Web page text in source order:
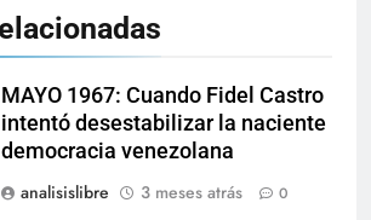
MAYO 1967: Cuando Fidel Castro
intentó desestabilizar la naciente
democracia venezolana
analisislibre
3 meses atrás 0